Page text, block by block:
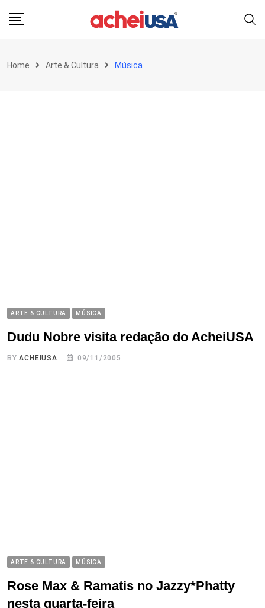
Home Arte & Cultura Música
ARTE & CULTURA MÚSICA
Dudu Nobre visita redação do AcheiUSA
BYACHEIUSA 09/11/2005
ARTE & CULTURA MÚSICA
Rose Max & Ramatis no Jazzy*Phatty
nesta quarta-feira